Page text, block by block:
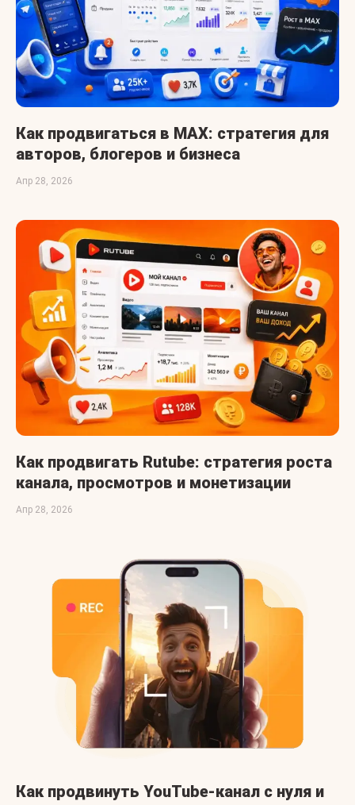
Как продвигаться в MAX: стратегия для
авторов, блогеров и бизнеса
Апр 28, 2026
Как продвигать Rutube: стратегия роста
канала, просмотров и монетизации
Апр 28, 2026
Как продвинуть YouTube-канал с нуля и